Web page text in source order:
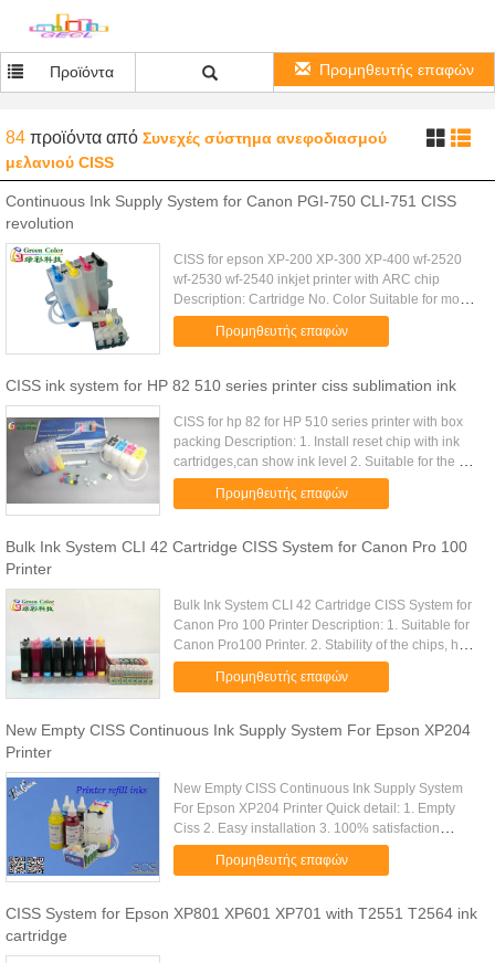
Προϊόντα Προμηθευτής επαφών
84 προϊόντα από Συνεχές σύστημα ανεφοδιασμού
μελανιού CISS
Continuous Ink Supply System for Canon PGI-750 CLI-751 CISS
revolution
CISS for epson XP-200 XP-300 XP-400 wf-2520
wf-2530 wf-2540 inkjet printer with ARC chip
Description: Cartridge No. Color Suitable for model
T200XL1 C/Y/M/BK Epson Expression Home XP-
200/XP-300/ Epson WorkForce ...
Προμηθευτής επαφών
CISS ink system for HP 82 510 series printer ciss sublimation ink
CISS for hp 82 for HP 510 series printer with box
packing Description: 1. Install reset chip with ink
cartridges,can show ink level 2. Suitable for the HP
510 3. Stability of the chips, has been tested for
many ...Προμηθευτής επαφών
Bulk Ink System CLI 42 Cartridge CISS System for Canon Pro 100
Printer
Bulk Ink System CLI 42 Cartridge CISS System for
Canon Pro 100 Printer Description: 1. Suitable for
Canon Pro100 Printer. 2. Stability of the chips, has
been tested for many times before selling. 3. Install
Προμηθευτής επαφών
New Empty CISS Continuous Ink Supply System For Epson XP204
Printer
New Empty CISS Continuous Ink Supply System
For Epson XP204 Printer Quick detail: 1. Empty
Ciss 2. Easy installation 3. 100% satisfaction
guarantee 4. Enviromental PP material 5.
Assembles in minutes and comes ...
Προμηθευτής επαφών
CISS System for Epson XP801 XP601 XP701 with T2551 T2564 ink
cartridge